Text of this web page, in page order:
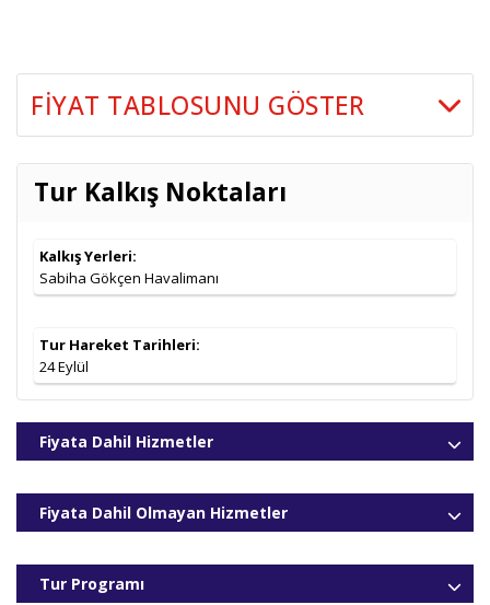
FIYAT TABLOSUNU GÖSTER
4* Holiday Inn Hotel Science Park vb. (Şehir
Merkezi)
Tur Kalkış Noktaları
Kalkış Yerleri:
Sabiha Gökçen Havalimanı
Tur Hareket Tarihleri:
24 Eylül
Fiyata Dahil Hizmetler
Fiyata Dahil Olmayan Hizmetler
Tur Programı